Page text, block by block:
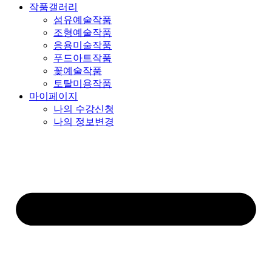
작품갤러리
섬유예술작품
조형예술작품
응용미술작품
푸드아트작품
꽃예술작품
토탈미용작품
마이페이지
나의 수강신청
나의 정보변경